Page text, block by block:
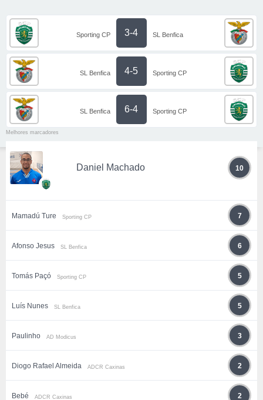
Sporting CP 3-4 SL Benfica
SL Benfica 4-5 Sporting CP
SL Benfica 6-4 Sporting CP
Melhores marcadores
Daniel Machado 10
Mamadú Ture Sporting CP 7
Afonso Jesus SL Benfica 6
Tomás Paçó Sporting CP 5
Luís Nunes SL Benfica 5
Paulinho AD Modicus 3
Diogo Rafael Almeida ADCR Caxinas 2
Bebé ADCR Caxinas 2